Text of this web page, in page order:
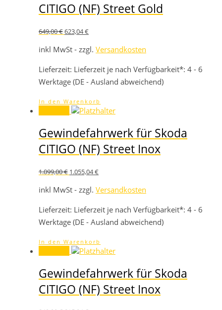
CITIGO (NF) Street Gold
649,00€Ursprünglicher
war:
649,00 €
623,04€Aktueller
ist:
623,04 €.
inkl MwSt - zzgl. Versandkosten
Lieferzeit: Lieferzeit je nach Verfügbarkeit*: 4 - 6
Werktage (DE - Ausland abweichend)
In den Warenkorb
Gewindefahrwerk für Skoda
CITIGO (NF) Street Inox
1.099,00€ Ursprünglicher
war:
1.099,00 €
1.055,04€Aktueller
ist:
inkl MwSt - zzgl. Versandkosten
Lieferzeit: Lieferzeit je nach Verfügbarkeit*: 4 - 6
Werktage (DE - Ausland abweichend)
In den Warenkorb
Gewindefahrwerk für Skoda
CITIGO (NF) Street Inox